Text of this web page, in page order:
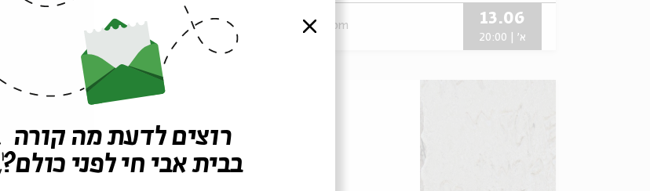
zoom 13.06
א' | 20:00
06.06 סגור
רוצים לדעת מה קורה
בבית אבי חי לפני כולם?